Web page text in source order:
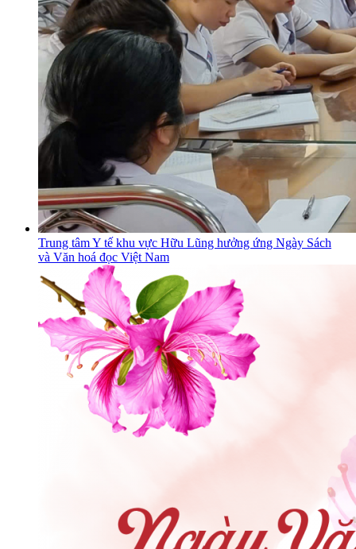
Trung tâm Y tế khu vực Hữu Lũng hưởng ứng Ngày Sách
và Văn hoá đọc Việt Nam